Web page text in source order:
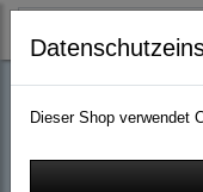
Dieser Shop verwendet